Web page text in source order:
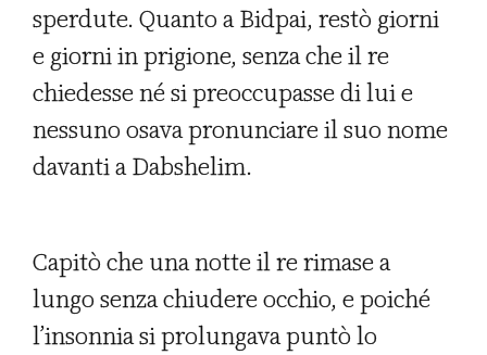
sperdute. Quanto a Bidpai, restò giorni
e giorni in prigione, senza che il re
chiedesse né si preoccupasse di lui e
nessuno osava pronunciare il suo nome
davanti a Dabshelim.
Capitò che una notte il re rimase a
lungo senza chiudere occhio, e poiché
l’insonnia si prolungava puntò lo